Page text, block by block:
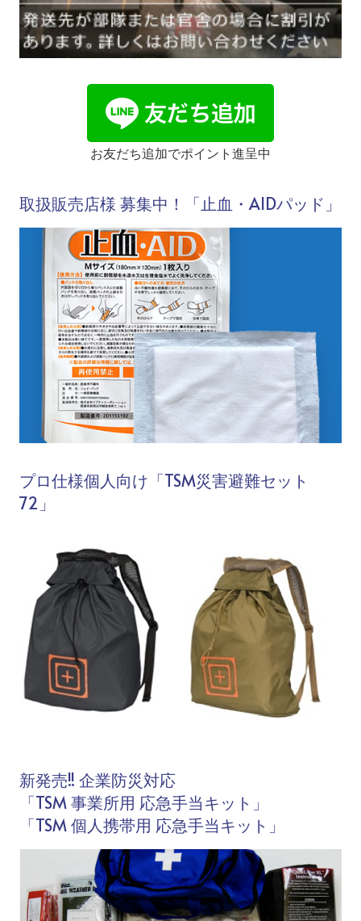
お友だち追加でポイント進呈中
取扱販売店様 募集中！「止血・AIDパッド」
プロ仕様個人向け「TSM災害避難セット
72」
新発売!! 企業防災対応
「TSM 事業所用 応急手当キット」
「TSM 個人携帯用 応急手当キット」